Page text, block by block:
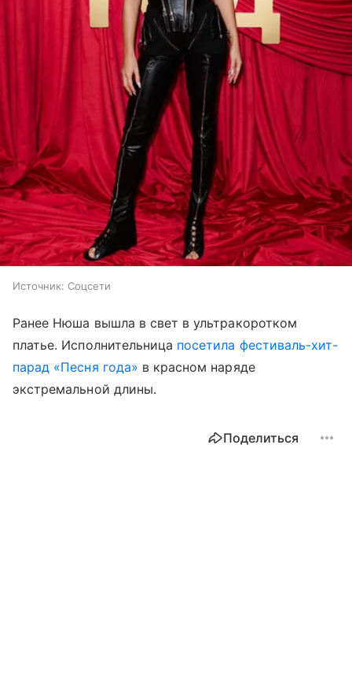
Источник: Соцсети
Ранее Нюша вышла в свет в ультракоротком
платье. Исполнительница посетила фестиваль-хит-
парад «Песня года» в красном наряде
экстремальной длины.
Поделиться